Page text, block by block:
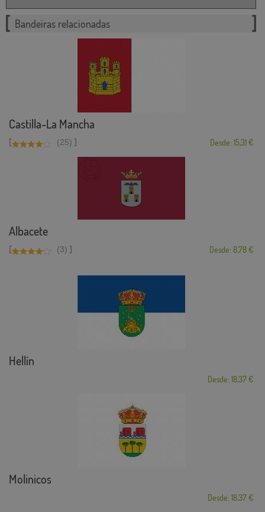
Bandeiras relacionadas
Castilla-La Mancha
[ (25) ] Desde: 15,31 €
Albacete
[ (3) ] Desde: 8,78 €
Hellín
Desde: 18,37 €
Molinicos
Desde: 18,37 €